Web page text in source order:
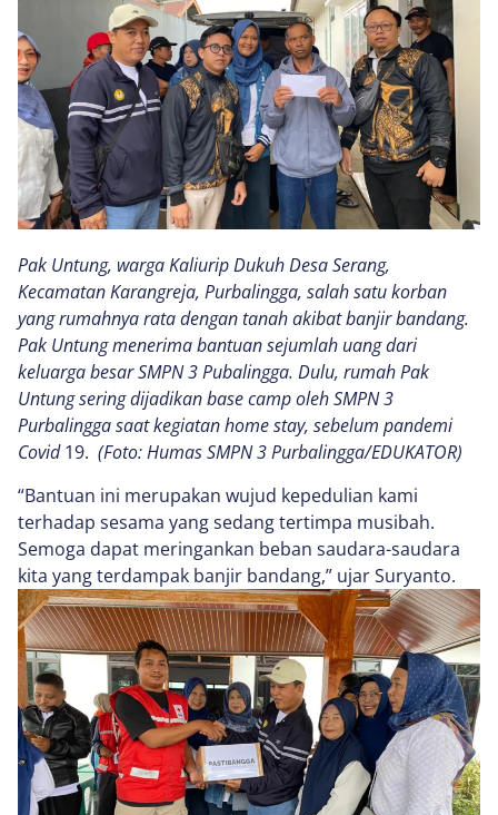
Pak Untung, warga Kaliurip Dukuh Desa Serang,
Kecamatan Karangreja, Purbalingga, salah satu korban
yang rumahnya rata dengan tanah akibat banjir bandang.
Pak Untung menerima bantuan sejumlah uang dari
keluarga besar SMPN 3 Pubalingga. Dulu, rumah Pak
Untung sering dijadikan base camp oleh SMPN 3
Purbalingga saat kegiatan home stay, sebelum pandemi
Covid19. (Foto: Humas SMPN 3 Purbalingga/EDUKATOR)
“Bantuan ini merupakan wujud kepedulian kami
terhadap sesama yang sedang tertimpa musibah.
Semoga dapat meringankan beban saudara-saudara
kita yang terdampak banjir bandang,” ujar Suryanto.